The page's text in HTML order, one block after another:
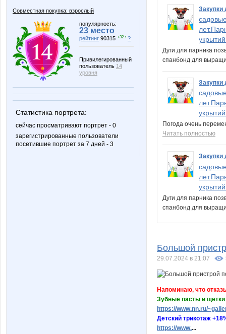
Совместная покупка: взрослый
популярность:
23 место
рейтинг 90315 +32 ↑ ?
Привилегированный
пользователь 14
уровня
Статистика портрета:
сейчас просматривают портрет - 0
зарегистрированные пользователи
посетившие портрет за 7 дней - 3
Закупки
Дуги для парника
спанбонд для
Закупки
Погода очень
Читать полностью
Закупки
Дуги для парника
спанбонд для
Большой
29.07.2024 в 21:07
Напоминаю, что
Зубные пасты и щетки
https://www.nn.ru/
Детский трикотаж
https://www....